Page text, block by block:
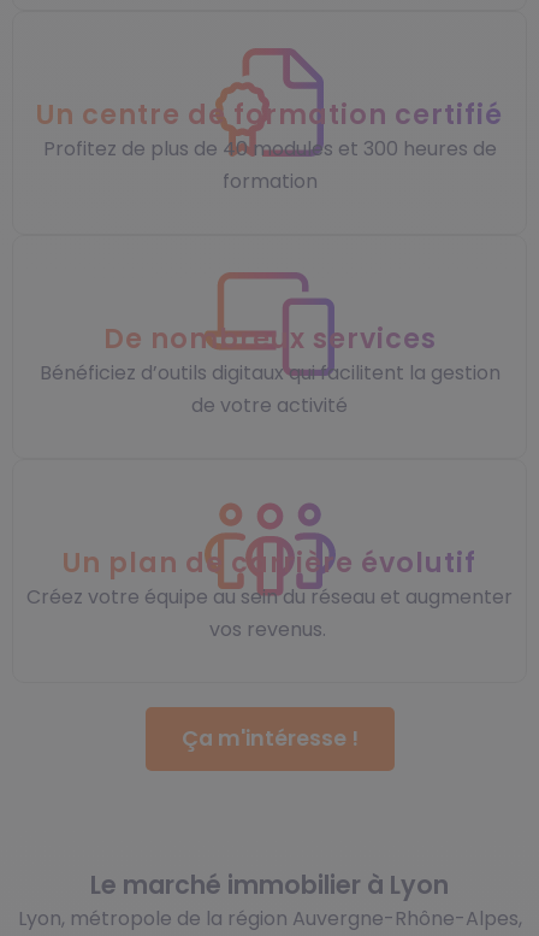
Un centre de formation certifié
Profitez de plus de 40 modules et 300 heures de
formation
De nombreux services
Bénéficiez d’outils digitaux qui facilitent la gestion
de votre activité
Un plan de carrière évolutif
Créez votre équipe au sein du réseau et augmenter
vos revenus.
Ça m'intéresse !
Le marché immobilier à Lyon
Lyon, métropole de la région Auvergne-Rhône-Alpes,